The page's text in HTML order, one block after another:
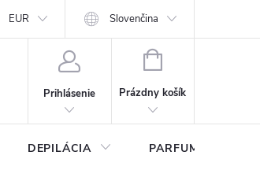
EUR Slovenčina
Prihlásenie
NÁKUPNÝ
Prázdny košík
DEPILÁCIA PARFUMY